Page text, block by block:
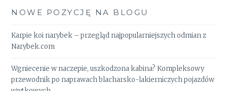
NOWE POZYCJĘ NA BLOGU
Karpie koi narybek – przegląd najpopularniejszych odmian z
Narybek.com
Wgniecenie w naczepie, uszkodzona kabina? Kompleksowy
przewodnik po naprawach blacharsko-lakierniczych pojazdów